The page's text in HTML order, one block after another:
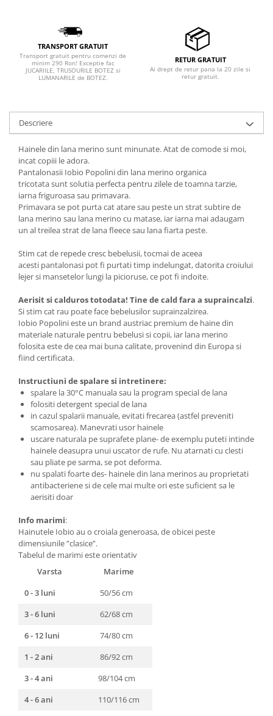
TRANSPORT GRATUIT
Transport gratuit pentru comenzi de
minim 290 Ron! Exceptie fac
JUCARIILE, TRUSOURILE BOTEZ si
LUMANARILE de BOTEZ.
RETUR GRATUIT
Ai drept de retur pana la 20 zile si
retur gratuit.
Descriere
Hainele din lana merino sunt minunate. Atat de comode si moi,
incat copiii le adora.
Pantalonasii Iobio Popolini din lana merino organica
tricotata sunt solutia perfecta pentru zilele de toamna tarzie,
iarna friguroasa sau primavara.
Primavara se pot purta cat atare sau peste un strat subtire de
lana merino sau lana merino cu matase, iar iarna mai adaugam
un al treilea strat de lana fleece sau lana fiarta peste.
Stim cat de repede cresc bebelusii, tocmai de aceea
acesti pantalonasi pot fi purtati timp indelungat, datorita croiului
lejer si mansetelor lungi la picioruse, ce pot fi indoite.
Aerisit si calduros totodata! Tine de cald fara a supraincalzi.
Si stim cat rau poate face bebelusilor suprainzalzirea.
Iobio Popolini este un brand austriac premium de haine din
materiale naturale pentru bebelusi si copii, iar lana merino
folosita este de cea mai buna calitate, provenind din Europa si
fiind certificata.
Instructiuni de spalare si intretinere:
spalare la 30°C manuala sau la program special de lana
folositi detergent special de lana
in cazul spalarii manuale, evitati frecarea (astfel preveniti
scamosarea). Manevrati usor hainele
uscare naturala pe suprafete plane- de exemplu puteti intinde
hainele deasupra unui uscator de rufe. Nu atarnati cu clesti
sau pliate pe sarma, se pot deforma.
nu spalati foarte des- hainele din lana merinos au proprietati
antibacteriene si de cele mai multe ori este suficient sa le
aerisiti doar
Info marimi:
Hainutele Iobio au o croiala generoasa, de obicei peste
dimensiunile ”clasice”.
Tabelul de marimi este orientativ
Varsta
Marime
0 - 3 luni
50/56 cm
3 - 6 luni
62/68 cm
6 - 12 luni
74/80 cm
1 - 2 ani
86/92 cm
3 - 4 ani
98/104 cm
4 - 6 ani
110/116 cm